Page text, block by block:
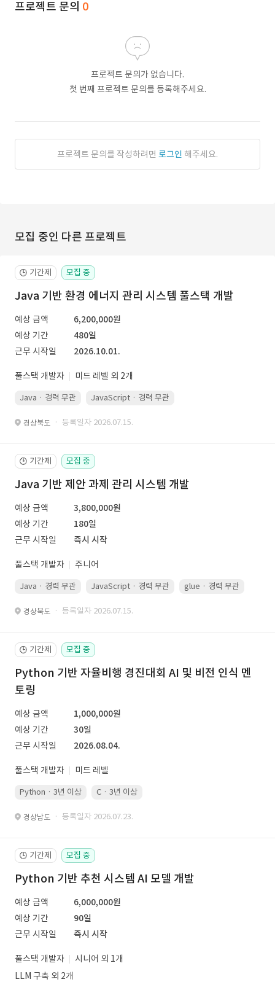
프로젝트 문의 0
프로젝트 문의가 없습니다.
첫 번째 프로젝트 문의를 등록해주세요.
프로젝트 문의를 작성하려면 로그인 해주세요.
모집 중인 다른 프로젝트
🕒 기간제 모집 중
Java 기반 환경 에너지 관리 시스템 풀스택 개발
예상 금액
6,200,000원
예상 기간
480일
근무 시작일
2026.10.01.
풀스택 개발자 미드 레벨 외 2개
Java · 경력 무관 JavaScript · 경력 무관
경상북도 · 등록일자 2026.07.15.
🕒 기간제 모집 중
Java 기반 제안 과제 관리 시스템 개발
예상 금액
3,800,000원
예상 기간
180일
근무 시작일
즉시 시작
풀스택 개발자 주니어
Java · 경력 무관 JavaScript · 경력 무관 glue · 경력 무관
경상북도 · 등록일자 2026.07.15.
🕒 기간제 모집 중
Python 기반 자율비행 경진대회 AI 및 비전 인식 멘
토링
예상 금액
1,000,000원
예상 기간
30일
근무 시작일
2026.08.04.
풀스택 개발자 미드 레벨
Python · 3년 이상 C · 3년 이상
경상남도 · 등록일자 2026.07.23.
🕒 기간제 모집 중
Python 기반 추천 시스템 AI 모델 개발
예상 금액
6,000,000원
예상 기간
90일
근무 시작일
즉시 시작
풀스택 개발자
시니어 외 1개
LLM 구축 외 2개